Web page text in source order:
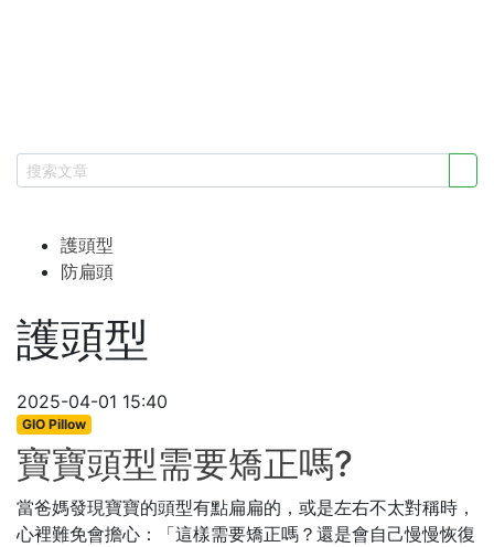
護頭型
防扁頭
護頭型
2025-04-01 15:40
GIO Pillow
寶寶頭型需要矯正嗎?
當爸媽發現寶寶的頭型有點扁扁的，或是左右不太對稱時，
心裡難免會擔心：「這樣需要矯正嗎？還是會自己慢慢恢復